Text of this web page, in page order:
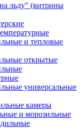
льду" (витрины
и тепловые
открытые
универсальные
камеры
и морозильные